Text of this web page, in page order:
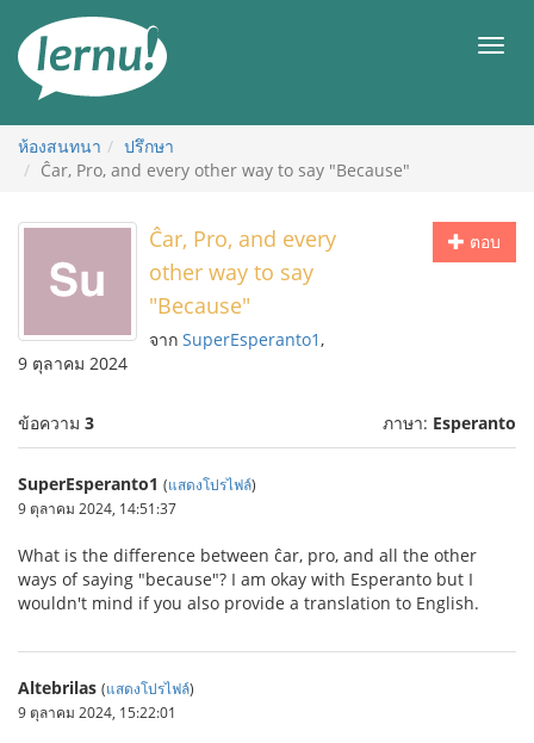
สารบัญ
เมนู
ห้องสนทนา
ปรึกษา
Ĉar, Pro, and every other way to say "Because"
ตอบ
Ĉar, Pro, and every
other way to say
"Because"
จาก SuperEsperanto1,
9 ตุลาคม 2024
ข้อความ 3 ภาษา: Esperanto
SuperEsperanto1 (แสดงโปรไฟล์)
9 ตุลาคม 2024, 14:51:37
What is the difference between ĉar, pro, and all the other
ways of saying "because"? I am okay with Esperanto but I
wouldn't mind if you also provide a translation to English.
Altebrilas (แสดงโปรไฟล์)
9 ตุลาคม 2024, 15:22:01